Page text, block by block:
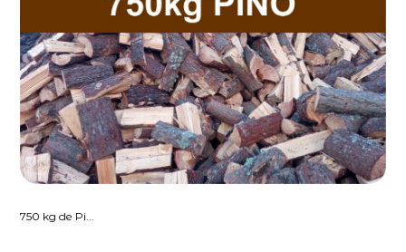
750 kg de Pi...